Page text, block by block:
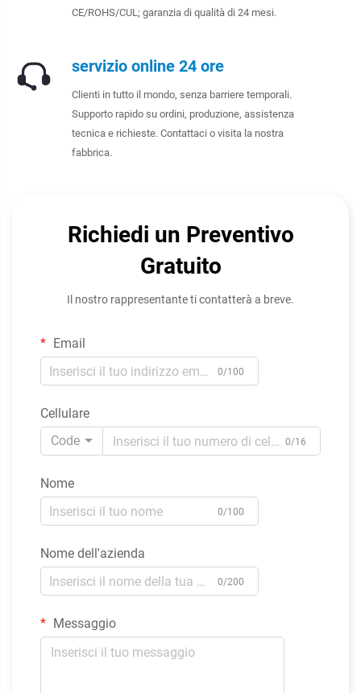
CE/ROHS/CUL; garanzia di qualità di 24 mesi.
servizio online 24 ore
Clienti in tutto il mondo, senza barriere temporali.
Supporto rapido su ordini, produzione, assistenza
tecnica e richieste. Contattaci o visita la nostra
fabbrica.
Richiedi un Preventivo
Gratuito
Il nostro rappresentante ti contatterà a breve.
Email
0/100
Cellulare
Code
0/16
Nome
0/100
Nome dell'azienda
0/200
Messaggio